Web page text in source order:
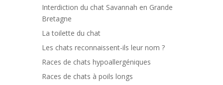
Interdiction du chat Savannah en Grande
Bretagne
La toilette du chat
Les chats reconnaissent-ils leur nom ?
Races de chats hypoallergéniques
Races de chats à poils longs